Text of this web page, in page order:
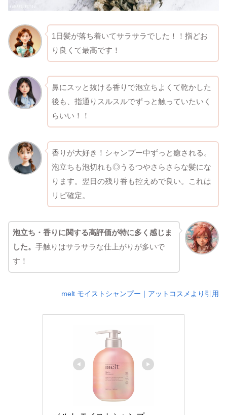
1日髪が落ち着いてサラサラでした！！指どお
り良くて最高です！
鼻にスッと抜ける香りで泡立ちよくて乾かした
後も、指通りスルスルでずっと触っていたいく
らいい！！
香りが大好き！シャンプー中ずっと癒される。
泡立ちも泡切れも◎うるつやさらさらな髪にな
ります。翌日の残り香も控えめで良い。これは
リピ確定。
泡立ち・香りに関する高評価が特に多く感じま
した。 手触りはサラサラな仕上がりが多いで
す！
melt モイストシャンプー｜アットコスメより引用